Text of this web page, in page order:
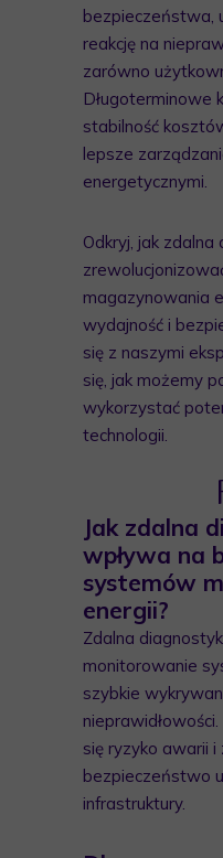
bezpieczeństwa,
reakcję na
zarówno
Długoterminowe
stabilność
lepsze
energetycznymi.
Odkryj, jak
magazynowania
wydajność i
się z naszymi
się, jak możemy
wykorzystać
technologii.
Jak zdalna
wpływa na
systemów
energii?
Zdalna
monitorowanie
szybkie
się ryzyko awarii i
bezpieczeństwo
infrastruktury.